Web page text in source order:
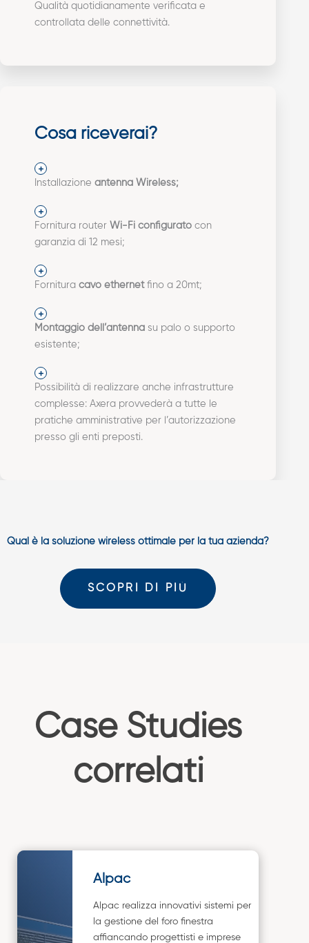
Qualità quotidianamente verificata e
controllata delle connettività.
Cosa riceverai?
Installazione antenna Wireless;
Fornitura router Wi-Fi configurato con
garanzia di 12 mesi;
Fornitura cavo ethernetfino a 20mt;
Montaggio dell’antenna su palo o supporto
esistente;
Possibilità di realizzare anche infrastrutture
complesse: Axera provvederà a tutte le
pratiche amministrative per l’autorizzazione
presso gli enti preposti.
Qual è la soluzione wireless ottimale per la tua azienda?
SCOPRI DI PIÙ
Case Studies
correlati
Alpac
Alpac realizza innovativi sistemi per
la gestione del foro finestra
affiancando progettisti e imprese